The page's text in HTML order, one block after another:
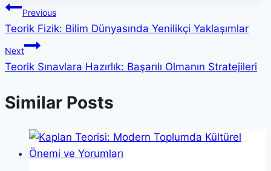
Yazı
gezinmesi
Previous
Teorik Fizik: Bilim Dünyasında Yenilikçi Yaklaşımlar
Next
Teorik Sınavlara Hazırlık: Başarılı Olmanın Stratejileri
Similar Posts